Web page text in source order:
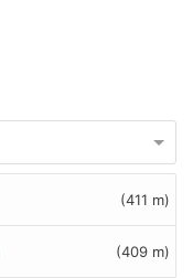
(411 m)
(409 m)